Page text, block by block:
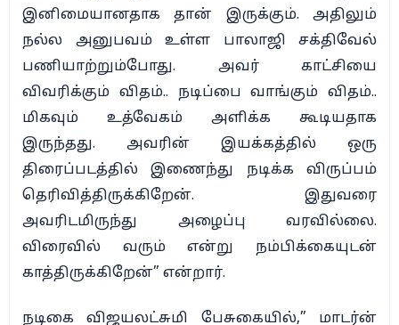
இனிமையானதாக தான் இருக்கும். அதிலும்
நல்ல அனுபவம் உள்ள பாலாஜி சக்திவேல்
பணியாற்றும்போது. அவர் காட்சியை
விவரிக்கும் விதம்.. நடிப்பை வாங்கும் விதம்..
மிகவும் உத்வேகம் அளிக்க கூடியதாக
இருந்தது. அவரின் இயக்கத்தில் ஒரு
திரைப்படத்தில் இணைந்து நடிக்க விருப்பம்
தெரிவித்திருக்கிறேன். இதுவரை
அவரிடமிருந்து அழைப்பு வரவில்லை.
விரைவில் வரும் என்று நம்பிக்கையுடன்
காத்திருக்கிறேன்” என்றார்.
நடிகை விஜயலட்சுமி பேசுகையில்,” மாடர்ன்